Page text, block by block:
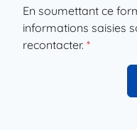
En soumettant ce
informations saisies
recontacter. *